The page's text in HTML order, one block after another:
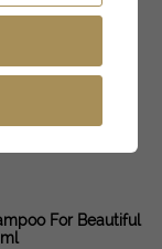
For Beautiful